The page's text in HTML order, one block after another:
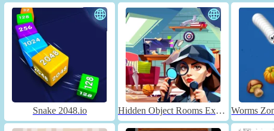
Snake 2048.io Hidden Object Rooms Exploration